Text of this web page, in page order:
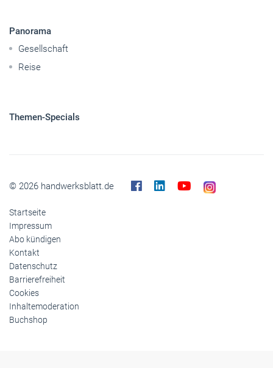
Panorama
Gesellschaft
Reise
Themen-Specials
© 2026 handwerksblatt.de
Startseite
Impressum
Abo kündigen
Kontakt
Datenschutz
Barrierefreiheit
Cookies
Inhaltemoderation
Buchshop